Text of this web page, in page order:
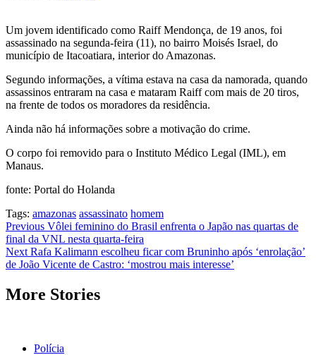
Um jovem identificado como Raiff Mendonça, de 19 anos, foi
assassinado na segunda-feira (11), no bairro Moisés Israel, do
município de Itacoatiara, interior do Amazonas.
Segundo informações, a vítima estava na casa da namorada, quando
assassinos entraram na casa e mataram Raiff com mais de 20 tiros,
na frente de todos os moradores da residência.
Ainda não há informações sobre a motivação do crime.
O corpo foi removido para o Instituto Médico Legal (IML), em
Manaus.
fonte: Portal do Holanda
Tags: amazonas assassinato homem
Post
navigation
Previous Vôlei feminino do Brasil enfrenta o Japão nas quartas de
final da VNL nesta quarta-feira
Next Rafa Kalimann escolheu ficar com Bruninho após ‘enrolação’
de João Vicente de Castro: ‘mostrou mais interesse’
More Stories
Polícia